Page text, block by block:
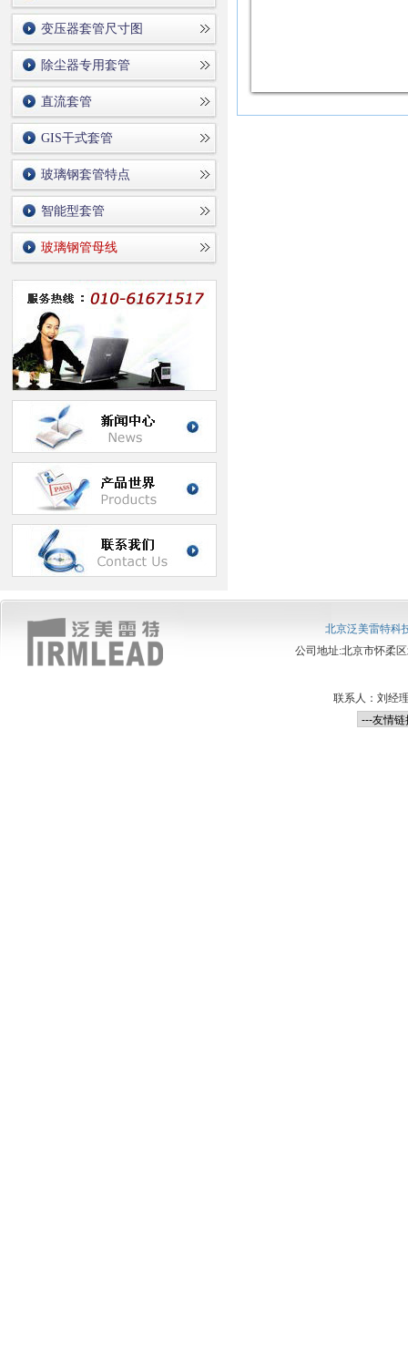
变压器套管尺寸图
除尘器专用套管
直流套管
GIS干式套管
玻璃钢套管特点
智能型套管
玻璃钢管母线
北京泛美雷特科
公司地址:北京市怀柔
联系人：刘经